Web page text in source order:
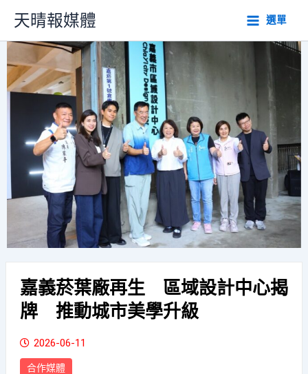
主
內
容
天晴報媒體 選單
嘉義菸葉廠再生 區域設計中心揭
牌 推動城市美學升級
2026-06-11
合作媒體